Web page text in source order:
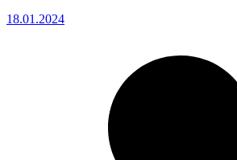
18.01.2024